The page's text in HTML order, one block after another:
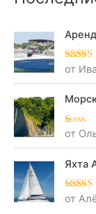
от
О
а
из
от
Яхта
от